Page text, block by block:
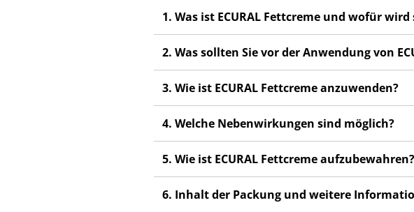
1. Was ist ECURAL Fettcreme und wofür
2. Was sollten Sie vor der Anwendung von
3. Wie ist ECURAL Fettcreme anzuwenden?
4. Welche Nebenwirkungen sind möglich?
5. Wie ist ECURAL Fettcreme aufzubewahren?
6. Inhalt der Packung und weitere